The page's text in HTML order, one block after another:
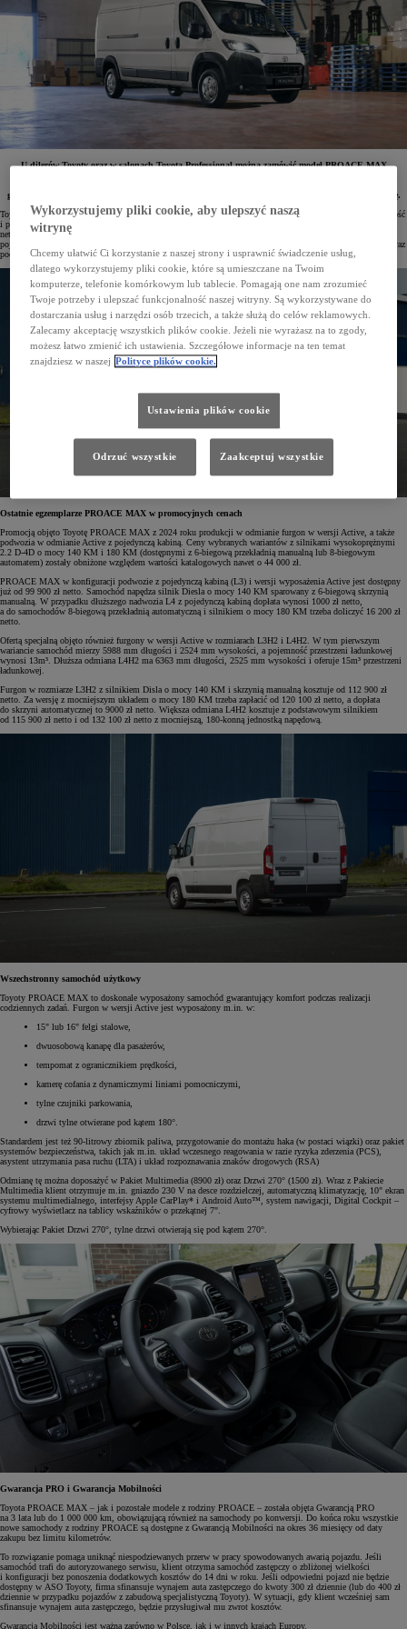
U dilerów Toyoty oraz w salonach Toyota Professional można zamówić model PROACE MAX
gwarancją (lub do 1 000 000 km). Do każdego modelu można dokupić też specjalistyczną zabudowę.
Toyota PROACE MAX – największy model marki na rynku samochodów użytkowych łączący dużą ładowność
i przestrzeń towarową z wydajnymi napędami oraz mocnym designem – jest teraz dostępny już od 99 900 zł
netto. Szeroka gama nadwozi oraz zabudów zaprojektowanych przez autoryzowanych partnerów sprawia, że
pojazd z łatwością można dostosować do rodzaju prowadzonej działalności. Zwiększa to jego praktyczność oraz
podnosi wartość rezydualną.
Ostatnie egzemplarze PROACE MAX w promocyjnych cenach
Promocją objęto Toyotę PROACE MAX z 2024 roku produkcji w odmianie furgon w wersji Active, a także
podwozia w odmianie Active z pojedynczą kabiną. Ceny wybranych wariantów z silnikami wysokoprężnymi
2.2 D-4D o mocy 140 KM i 180 KM (dostępnymi z 6-biegową przekładnią manualną lub 8-biegowym
automatem) zostały obniżone względem wartości katalogowych nawet o 44 000 zł.
PROACE MAX w konfiguracji podwozie z pojedynczą kabiną (L3) i wersji wyposażenia Active jest dostępny
już od 99 900 zł netto. Samochód napędza silnik Diesla o mocy 140 KM sparowany z 6-biegową skrzynią
manualną. W przypadku dłuższego nadwozia L4 z pojedynczą kabiną dopłata wynosi 1000 zł netto,
a do samochodów 8-biegową przekładnią automatyczną i silnikiem o mocy 180 KM trzeba doliczyć 16 200 zł
netto.
Ofertą specjalną objęto również furgony w wersji Active w rozmiarach L3H2 i L4H2. W tym pierwszym
wariancie samochód mierzy 5988 mm długości i 2524 mm wysokości, a pojemność przestrzeni ładunkowej
wynosi 13m³. Dłuższa odmiana L4H2 ma 6363 mm długości, 2525 mm wysokości i oferuje 15m³ przestrzeni
ładunkowej.
Furgon w rozmiarze L3H2 z silnikiem Disla o mocy 140 KM i skrzynią manualną kosztuje od 112 900 zł
netto. Za wersję z mocniejszym układem o mocy 180 KM trzeba zapłacić od 120 100 zł netto, a dopłata
do skrzyni automatycznej to 9000 zł netto. Większa odmiana L4H2 kosztuje z podstawowym silnikiem
od 115 900 zł netto i od 132 100 zł netto z mocniejszą, 180-konną jednostką napędową.
Wszechstronny samochód użytkowy
Toyoty PROACE MAX to doskonale wyposażony samochód gwarantujący komfort podczas realizacji
codziennych zadań. Furgon w wersji Active jest wyposażony m.in. w:
15" lub 16" felgi stalowe,
dwuosobową kanapę dla pasażerów,
tempomat z ogranicznikiem prędkości,
kamerę cofania z dynamicznymi liniami pomocniczymi,
tylne czujniki parkowania,
drzwi tylne otwierane pod kątem 180°.
Standardem jest też 90-litrowy zbiornik paliwa, przygotowanie do montażu haka (w postaci wiązki) oraz pakiet
systemów bezpieczeństwa, takich jak m.in. układ wczesnego reagowania w razie ryzyka zderzenia (PCS),
asystent utrzymania pasa ruchu (LTA) i układ rozpoznawania znaków drogowych (RSA)
Odmianę tę można doposażyć w Pakiet Multimedia (8900 zł) oraz Drzwi 270° (1500 zł). Wraz z Pakiecie
Multimedia klient otrzymuje m.in. gniazdo 230 V na desce rozdzielczej, automatyczną klimatyzację, 10" ekran
systemu multimedialnego, interfejsy Apple CarPlay* i Android Auto™, system nawigacji, Digital Cockpit –
cyfrowy wyświetlacz na tablicy wskaźników o przekątnej 7".
Wybierając Pakiet Drzwi 270°, tylne drzwi otwierają się pod kątem 270°.
Gwarancja PRO i Gwarancja Mobilności
Toyota PROACE MAX – jak i pozostałe modele z rodziny PROACE – została objęta Gwarancją PRO
na 3 lata lub do 1 000 000 km, obowiązującą również na samochody po konwersji. Do końca roku wszystkie
nowe samochody z rodziny PROACE są dostępne z Gwarancją Mobilności na okres 36 miesięcy od daty
zakupu bez limitu kilometrów.
To rozwiązanie pomaga uniknąć niespodziewanych przerw w pracy spowodowanych awarią pojazdu. Jeśli
samochód trafi do autoryzowanego serwisu, klient otrzyma samochód zastępczy o zbliżonej wielkości
i konfiguracji bez ponoszenia dodatkowych kosztów do 14 dni w roku. Jeśli odpowiedni pojazd nie będzie
dostępny w ASO Toyoty, firma sfinansuje wynajem auta zastępczego do kwoty 300 zł dziennie (lub do 400 zł
dziennie w przypadku pojazdów z zabudową specjalistyczną Toyoty). W sytuacji, gdy klient wcześniej sam
sfinansuje wynajem auta zastępczego, będzie przysługiwał mu zwrot kosztów.
Gwarancja Mobilności jest ważna zarówno w Polsce, jak i w innych krajach Europy.
Wykorzystujemy pliki cookie, aby ulepszyć naszą
witrynę
Chcemy ułatwić Ci korzystanie z naszej strony i usprawnić świadczenie usług,
dlatego wykorzystujemy pliki cookie, które są umieszczane na Twoim
komputerze, telefonie komórkowym lub tablecie. Pomagają one nam zrozumieć
Twoje potrzeby i ulepszać funkcjonalność naszej witryny. Są wykorzystywane do
dostarczania usług i narzędzi osób trzecich, a także służą do celów reklamowych.
Zalecamy akceptację wszystkich plików cookie. Jeżeli nie wyrażasz na to zgody,
możesz łatwo zmienić ich ustawienia. Szczegółowe informacje na ten temat
znajdziesz w naszej Polityce plików cookie.
Ustawienia plików cookie
Odrzuć wszystkie Zaakceptuj wszystkie